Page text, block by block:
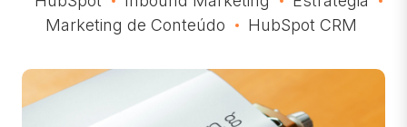
Marketing de Conteúdo
HubSpot CRM